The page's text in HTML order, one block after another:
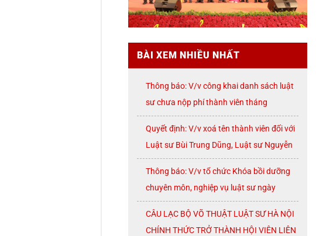
BÀI XEM NHIỀU NHẤT
Thông báo: V/v công khai danh sách luật
sư chưa nộp phí thành viên tháng
07/2026
Quyết định: V/v xoá tên thành viên đối với
Luật sư Bùi Trung Dũng, Luật sư Nguyễn
Thị Huế, Luật sư Trần Đình Triển, Luật sư
Lê Thị Oanh
Thông báo: V/v tổ chức Khóa bồi dưỡng
chuyên môn, nghiệp vụ luật sư ngày
08/8/2026 ( thứ Bảy)
CÂU LẠC BỘ VÕ THUẬT LUẬT SƯ HÀ NỘI
CHÍNH THỨC TRỞ THÀNH HỘI VIÊN LIÊN